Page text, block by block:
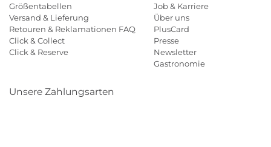
Größentabellen
Versand & Lieferung
Retouren & Reklamationen FAQ
Click & Collect
Click & Reserve
Job & Karriere
Über uns
PlusCard
Presse
Newsletter
Gastronomie
Unsere Zahlungsarten